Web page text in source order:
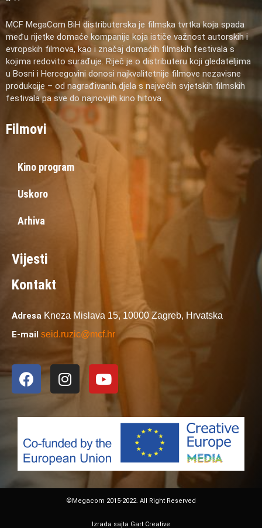
MCF MegaCom BiH distributerska je filmska tvrtka koja spada
među rijetke domaće kompanije koja ističe važnost autorskih i
evropskih filmova, kao i značaj domaćih filmskih festivala s
kojima redovito surađuje. Riječ je o distributeru koji gledateljima
u Bosni i Hercegovini donosi najkvalitetnije filmove nezavisne
produkcije – od nagrađivanih djela s najvećih svjetskih filmskih
festivala pa sve do najnovijih kino hitova.
Filmovi
Kino program
Uskoro
Arhiva
Vijesti
Kontakt
Adresa Kneza Mislava 15, 10000 Zagreb, Hrvatska
E-mail seid.ruzic@mcf.hr
©Megacom 2015-2022. All Right Reserved
Izrada sajta Gart Creative